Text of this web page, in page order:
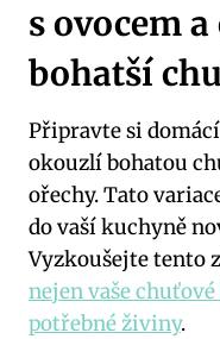
s ovocem
bohatší
Připravte si
okouzlí bohatou
ořechy. Tato
do vaší kuchyně
Vyzkoušejte tento
nejen vaše
potřebné živiny.